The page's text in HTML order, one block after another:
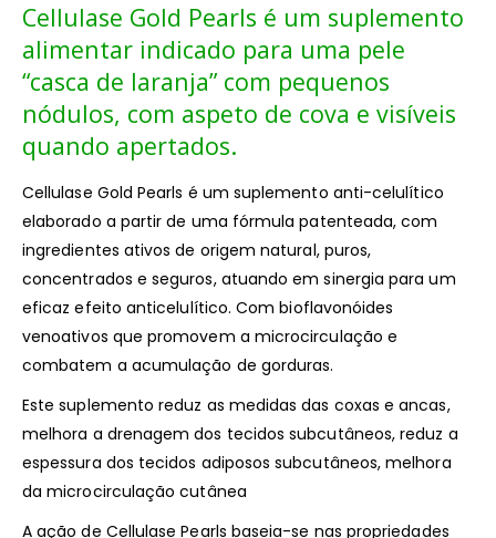
Cellulase Gold Pearls é um suplemento
alimentar indicado para uma pele
“casca de laranja” com pequenos
nódulos, com aspeto de cova e visíveis
quando apertados.
Cellulase Gold Pearls é um suplemento anti-celulítico
elaborado a partir de uma fórmula patenteada, com
ingredientes ativos de origem natural, puros,
concentrados e seguros, atuando em sinergia para um
eficaz efeito anticelulítico. Com bioflavonóides
venoativos que promovem a microcirculação e
combatem a acumulação de gorduras.
Este suplemento reduz as medidas das coxas e ancas,
melhora a drenagem dos tecidos subcutâneos, reduz a
espessura dos tecidos adiposos subcutâneos, melhora
da microcirculação cutânea
A ação de Cellulase Pearls baseia-se nas propriedades